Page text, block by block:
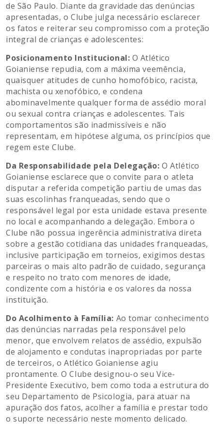
de São Paulo. Diante da gravidade das denúncias
apresentadas, o Clube julga necessário esclarecer
os fatos e reiterar seu compromisso com a proteção
integral de crianças e adolescentes:
Posicionamento Institucional: O Atlético
Goianiense repudia, com a máxima veemência,
quaisquer atitudes de cunho homofóbico, racista,
machista ou xenofóbico, e condena
abominavelmente qualquer forma de assédio moral
ou sexual contra crianças e adolescentes. Tais
comportamentos são inadmissíveis e não
representam, em hipótese alguma, os princípios que
regem este Clube.
Da Responsabilidade pela Delegação: O Atlético
Goianiense esclarece que o convite para o atleta
disputar a referida competição partiu de umas das
suas escolinhas franqueadas, sendo que o
responsável legal por esta unidade estava presente
no local e acompanhando a delegação. Embora o
Clube não possua ingerência administrativa direta
sobre a gestão cotidiana das unidades franqueadas,
inclusive participação em torneios, exigimos destas
parceiras o mais alto padrão de cuidado, segurança
e respeito no trato com menores de idade,
condizente com a história e os valores da nossa
instituição.
Do Acolhimento à Família: Ao tomar conhecimento
das denúncias narradas pela responsável pelo
menor, que envolvem relatos de assédio, expulsão
de alojamento e condutas inapropriadas por parte
de terceiros, o Atlético Goianiense agiu
prontamente. O Clube designou-o seu Vice-
Presidente Executivo, bem como toda a estrutura do
seu Departamento de Psicologia, para atuar na
apuração dos fatos, acolher a família e prestar todo
o suporte necessário neste momento delicado.